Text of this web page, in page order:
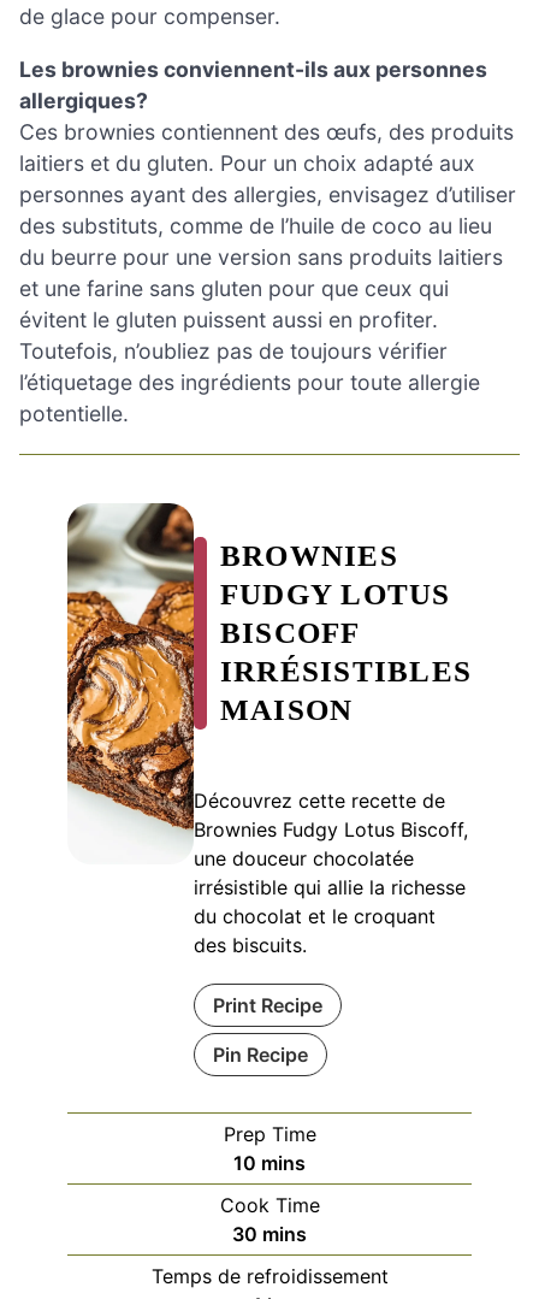
de glace pour compenser.
Les brownies conviennent-ils aux personnes
allergiques?
Ces brownies contiennent des œufs, des produits
laitiers et du gluten. Pour un choix adapté aux
personnes ayant des allergies, envisagez d’utiliser
des substituts, comme de l’huile de coco au lieu
du beurre pour une version sans produits laitiers
et une farine sans gluten pour que ceux qui
évitent le gluten puissent aussi en profiter.
Toutefois, n’oubliez pas de toujours vérifier
l’étiquetage des ingrédients pour toute allergie
potentielle.
BROWNIES
FUDGY LOTUS
BISCOFF
IRRÉSISTIBLES
MAISON
Découvrez cette recette de
Brownies Fudgy Lotus Biscoff,
une douceur chocolatée
irrésistible qui allie la richesse
du chocolat et le croquant
des biscuits.
Print Recipe
Pin Recipe
Prep Time
10 minutes
mins
Cook Time
30 minutes
mins
Temps de refroidissement